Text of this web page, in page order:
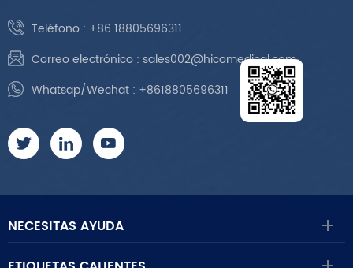
Teléfono : +86 18805696311
Correo electrónico : sales002@hicomedical.com
Whatsap/Wechat : +8618805696311
NECESITAS AYUDA